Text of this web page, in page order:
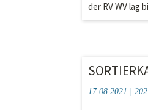
der RV WV lag
17.08.2021 |